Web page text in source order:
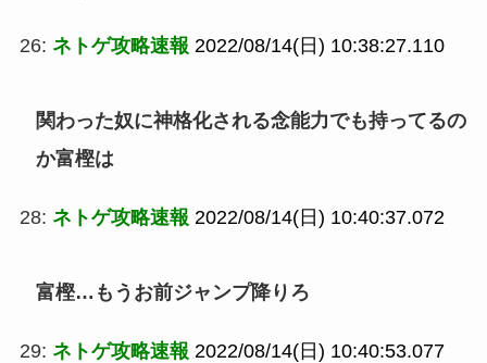
26: ネトゲ攻略速報 2022/08/14(日) 10:38:27.110
関わった奴に神格化される念能力でも持ってるの
か富樫は
28: ネトゲ攻略速報 2022/08/14(日) 10:40:37.072
富樫…もうお前ジャンプ降りろ
29: ネトゲ攻略速報 2022/08/14(日) 10:40:53.077